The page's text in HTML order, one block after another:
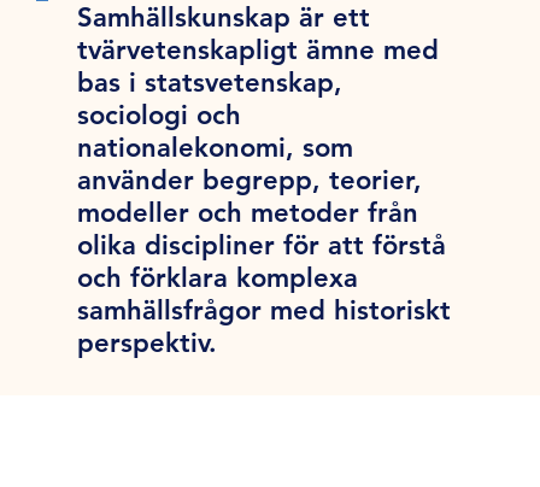
Samhällskunskap är ett
tvärvetenskapligt ämne med
bas i statsvetenskap,
sociologi och
nationalekonomi, som
använder begrepp, teorier,
modeller och metoder från
olika discipliner för att förstå
och förklara komplexa
samhällsfrågor med historiskt
perspektiv.